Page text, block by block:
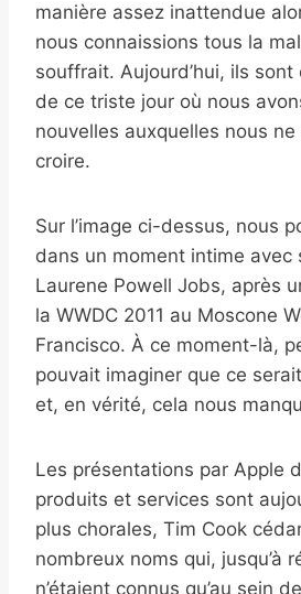
manière assez inattendue
nous connaissions tous la
souffrait. Aujourd’hui, ils sont
de ce triste jour où nous
nouvelles auxquelles nous
croire.
Sur l’image ci-dessus, nous
dans un moment intime avec
Laurene Powell Jobs, après
la WWDC 2011 au Moscone
Francisco. À ce moment-là,
pouvait imaginer que ce
et, en vérité, cela nous
Les présentations par Apple
produits et services sont
plus chorales, Tim Cook
nombreux noms qui, jusqu’à
n’étaient connus qu’au sein